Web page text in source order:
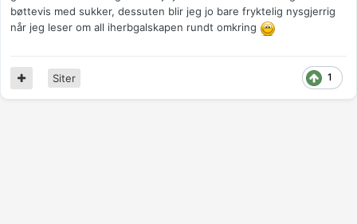
bøttevis med sukker, dessuten blir jeg jo bare fryktelig nysgjerrig
når jeg leser om all iherbgalskapen rundt omkring
1
Siter